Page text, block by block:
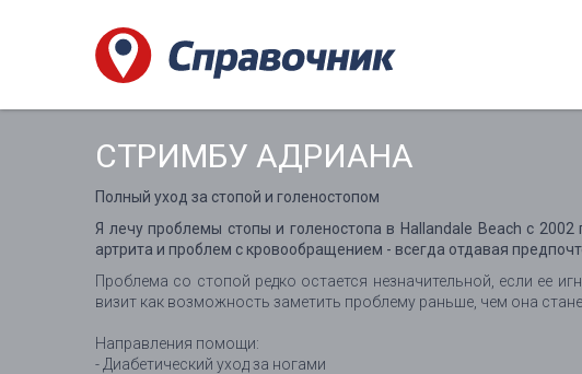
СТРИМБУ АДРИАНА
Полный уход за стопой и голеностопом
Я лечу проблемы стопы и голеностопа в Hallandale Beach с
артрита и проблем с кровообращением - всегда отдавая
Проблема со стопой редко остается незначительной, если ее
визит как возможность заметить проблему раньше, чем она
Направления помощи:
- Диабетический уход за ногами